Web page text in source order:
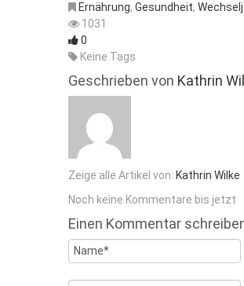
Ernährung, Gesundheit,
1031
0
Keine Tags
Geschrieben von Kathrin
Zeige alle Artikel von: Kathrin Wilke
Noch keine Kommentare bis jetzt
Einen Kommentar